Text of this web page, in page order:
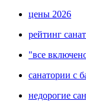
цены 2026
рейтинг
"все
санатории с
недорогие